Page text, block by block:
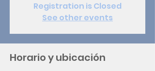
Registration is Closed
See other events
Horario y ubicación